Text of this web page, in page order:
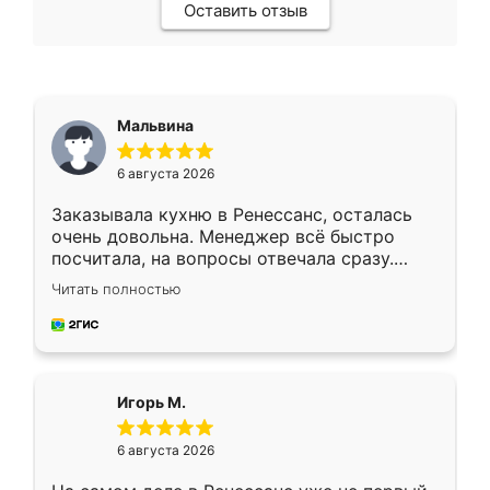
Оставить отзыв
Мальвина
6 августа 2026
Заказывала кухню в Ренессанс, осталась
очень довольна. Менеджер всё быстро
посчитала, на вопросы отвечала сразу.
Замерщик приехал в субботу, подошёл к
делу со всей ответственностью. Собрали
за день, ребята работали аккуратно, даже
Читать полностью
Игорь М.
6 августа 2026